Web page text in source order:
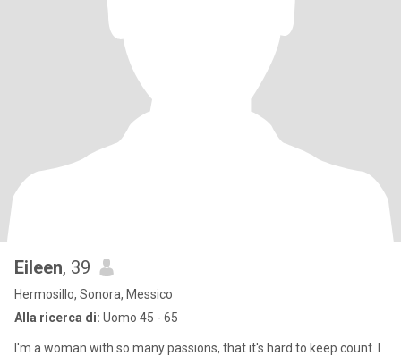
Eileen, 39
Hermosillo, Sonora, Messico
Alla ricerca di: Uomo 45 - 65
I'm a woman with so many passions, that it's hard to keep count. I